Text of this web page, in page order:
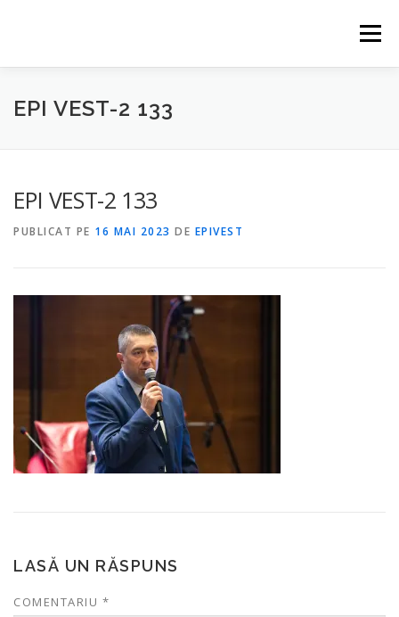
Meniu
HOME EVENIMENTE
EPI VEST-2 133
EPI VEST-2 133
PUBLICAT PE 16 MAI 2023 DE EPIVEST
LASĂ UN RĂSPUNS
COMENTARIU *